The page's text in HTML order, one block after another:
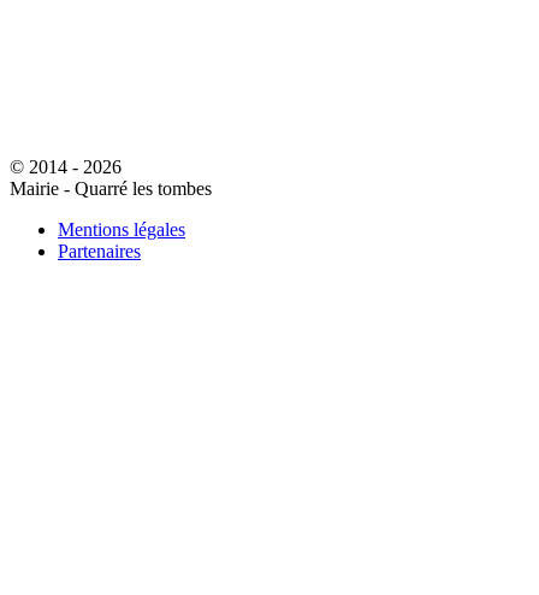
© 2014 - 2026
Mairie - Quarré les tombes
Mentions légales
Partenaires